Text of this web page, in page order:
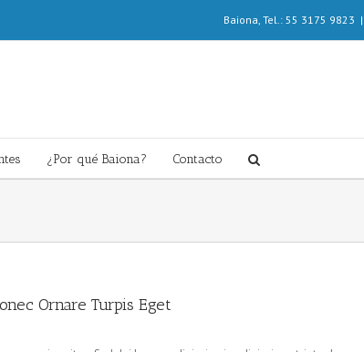
Baiona, Tel.: 55 3175 9823 |
¿Por qué Baiona? Contacto
Ornare Turpis Eget